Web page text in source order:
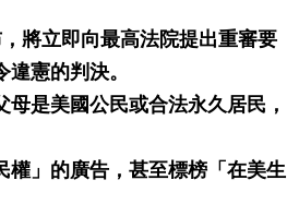
將立即向最高法院提出重審要
憲的判決。
是美國公民或合法永久居民，
權」的廣告，甚至標榜「在美生